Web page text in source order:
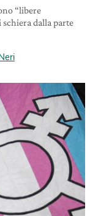
“libere
schiera dalla parte